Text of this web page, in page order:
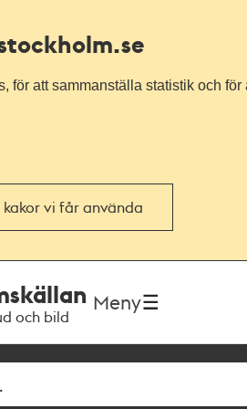
för att sammanställa statistik och för
kakor vi får använda
och bild
Meny